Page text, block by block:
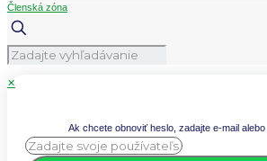
Členská zóna
✕
Ak chcete obnoviť heslo, zadajte e-mail